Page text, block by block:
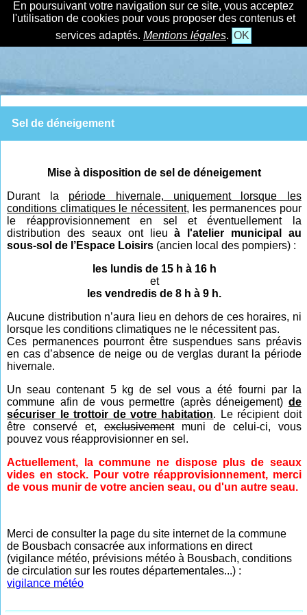
En poursuivant votre navigation sur ce site, vous acceptez
l'utilisation de cookies pour vous proposer des contenus et
services adaptés. Mentions légales. OK
Sel de déneigement
Mise à disposition de sel de déneigement
Durant la période hivernal e, uniquement lorsque les
conditions climatiques le nécessitent, les permanences pour
le réapprovisionnement en sel et éventuellement la
distribution des seaux ont lieuà l'atelier municipal au
sous-sol de l’Espace Loisirs (ancien local des pompiers) :
les lundis de 15 h à 16 h
et
les vendredis de 8 h à 9 h.
Aucune distribution n’aura lieu en dehors de ces horaires, ni
lorsque les conditions climatiques ne le nécessitent pas.
Ces permanences pourront être suspendues sans préavis
en cas d’absence de neige ou de verglas durant la période
hivernale.
Un seau contenant 5 kg de sel vous a été fourni par la
commune afin de vous permettre (après déneigement) de
sécuriser le trottoir de votre habitation. Le récipient doit
être conservé et,exclusivementmuni de celui-ci, vous
pouvez vous réapprovisionner en sel.
Actuellement, la commune ne dispose plus de seaux
vides en stock. Pour votre réapprovisionnement, merci
de vous munir de votre ancien seau, ou d'un autre seau.
Merci de consulter la page du site internet de la commune
de Bousbach consacrée aux informations en direct
(vigilance météo, prévisions météo à Bousbach, conditions
de circulation sur les routes départementales...) :
vigilance météo